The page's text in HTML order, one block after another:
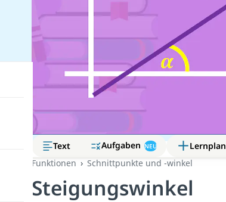
Text Aufgaben NEU Lernplan
Funktionen
Schnittpunkte und -winkel
Steigungswinkel